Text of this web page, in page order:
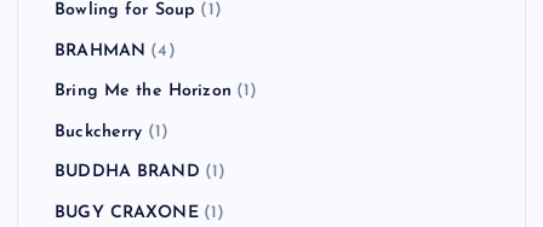
Bowling for Soup (1)
BRAHMAN (4)
Bring Me the Horizon (1)
Buckcherry (1)
BUDDHA BRAND (1)
BUGY CRAXONE(1)